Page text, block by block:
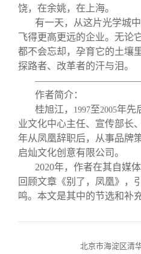
饶，在余姚，在上海。
有一天，从这片光学城
飞得更高更远的企业。无论
都不会忘却，孕育它的土壤
探路者、改革者的汗与泪。
作者简介：
桂旭江，
1997至2005年先
业文化中心主任、宣传部长
年从凤凰辞职后，从事品牌
启灿文化创意有限公司。
2020年，作者在其自媒
回顾文章《别了，凤凰》，
鸣。本文是其中的节选和补充
北京市海淀区清